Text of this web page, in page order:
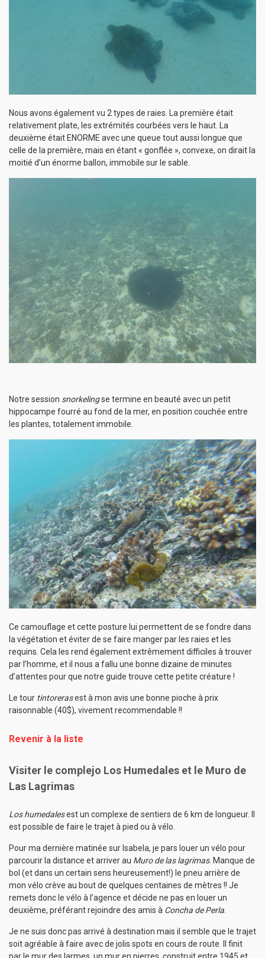
Nous avons également vu 2 types de raies. La première était
relativement plate, les extrémités courbées vers le haut. La
deuxième était ENORME avec une queue tout aussi longue que
celle de la première, mais en étant « gonflée », convexe, on dirait la
moitié d’un énorme ballon, immobile sur le sable.
Notre session snorkelingse termine en beauté avec un petit
hippocampe fourré au fond de la mer, en position couchée entre
les plantes, totalement immobile.
Ce camouflage et cette posture lui permettent de se fondre dans
la végétation et éviter de se faire manger par les raies et les
requins. Cela les rend également extrêmement difficiles à trouver
par l’homme, et il nous a fallu une bonne dizaine de minutes
d’attentes pour que notre guide trouve cette petite créature !
Le tour tintorerasest à mon avis une bonne pioche à prix
raisonnable (40$), vivement recommendable !!
Revenir à la liste
Visiter le complejo Los Humedales et le Muro de
Las Lagrimas
Los humedalesest un complexe de sentiers de 6 km de longueur. Il
est possible de faire le trajet à pied ou à vélo.
Pour ma dernière matinée sur Isabela, je pars louer un vélo pour
parcourir la distance et arriver au Muro de las lagrimas. Manque de
bol (et dans un certain sens heureusement!) le pneu arrière de
mon vélo crève au bout de quelques centaines de mètres !! Je
remets donc le vélo à l’agence et décide ne pas en louer un
deuxième, préférant rejoindre des amis à Concha de Perla
Je ne suis donc pas arrivé à destination mais il semble que le trajet
soit agréable à faire avec de jolis spots en cours de route. Il finit